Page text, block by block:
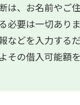
は、お名前やご
必要は一切ありま
などを入力する
その借入可能額